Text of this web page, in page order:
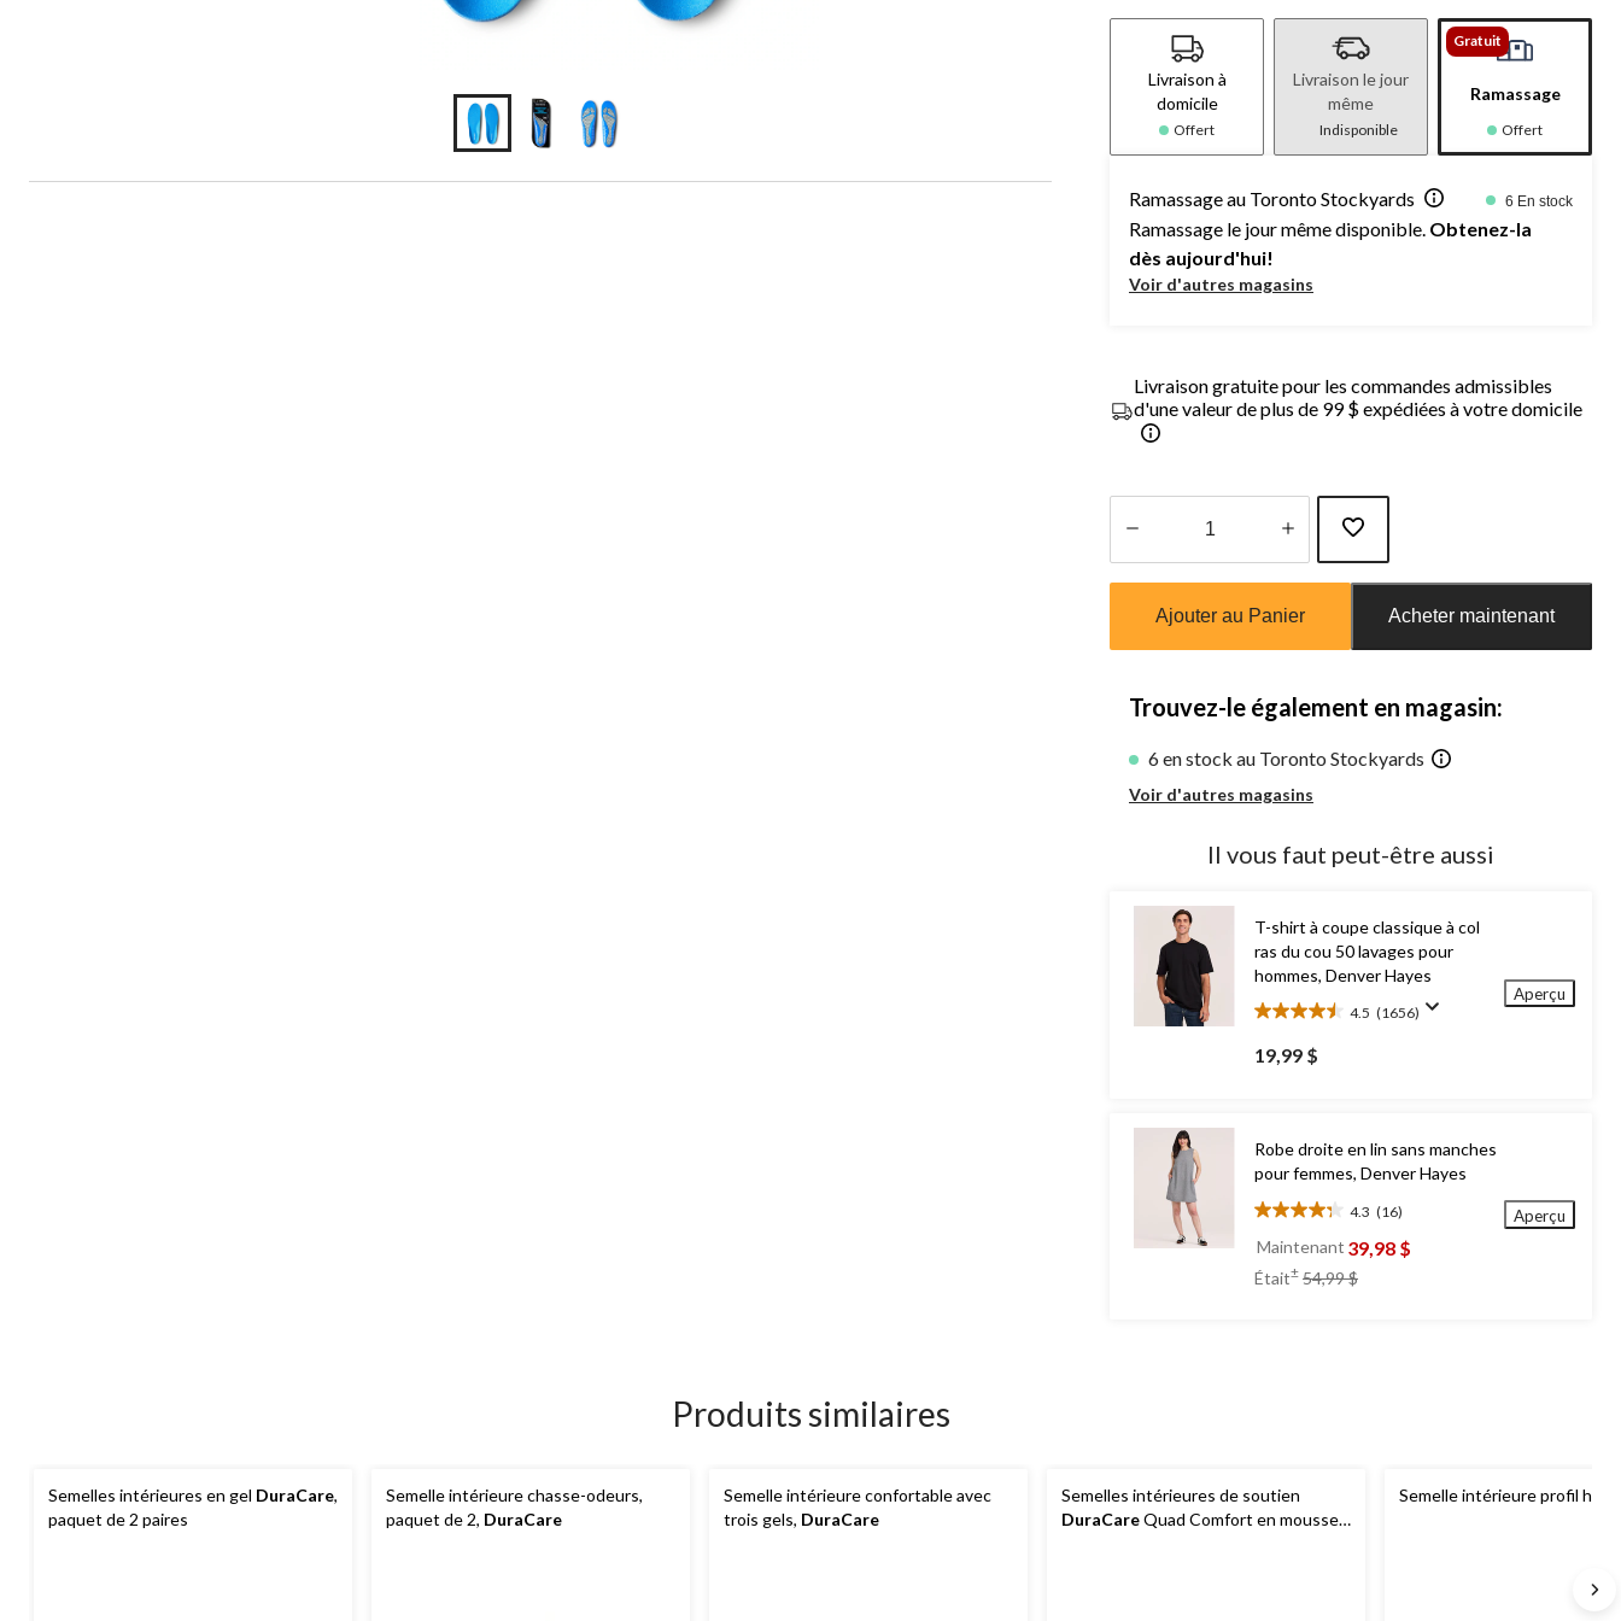
Livraison à
domicile
Offert
Livraison le jour
même
Indisponible
Gratuit
Ramassage
Offert
Ramassage au Toronto Stockyards 6 En stock
Ramassage le jour même disponible. Obtenez-la
dès aujourd'hui!
Voir d'autres magasins
Livraison gratuite pour les commandes admissibles
d'une valeur de plus de 99 $ expédiées à votre domicile
jour
Ajouter au Panier Acheter maintenant
Trouvez-le également en magasin:
6 en stock au Toronto Stockyards
Voir d'autres magasins
Il vous faut peut-être aussi
T-shirt à coupe classique à col
ras du cou 50 lavages pour
hommes, Denver Hayes
4.5 (1656)
4.5
étoile(s)
sur
19,99 $
Aperçu
Robe droite en lin sans manches
pour femmes, Denver Hayes
4.3 (16)
4.3
étoile(s)
sur
5.
Maintenant 39,98 $
Était± 54,99 $
Aperçu
Produits similaires
Semelles intérieures en gel DuraCare,
paquet de 2 paires
Semelle intérieure chasse-odeurs,
paquet de 2, DuraCare
Semelle intérieure confortable avec
trois gels, DuraCare
Semelles intérieures de soutien
DuraCareQuad Comfort en mousse
Semelle intérieure profil haut